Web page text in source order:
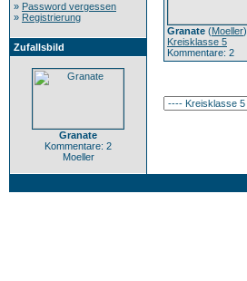
» Password vergessen
» Registrierung
Zufallsbild
Granate
Kommentare: 2
Moeller
Granate (Moeller)
Kreisklasse 5
Kommentare: 2